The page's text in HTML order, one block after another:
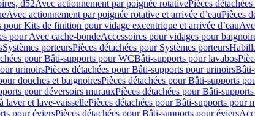
d52Avec actionnement par poignée rotativePièces
Avec actionnement par poignée rotative et arrivée d’eauPièces
pour Kits de finition pour vidage excentrique et arrivée d’eau
pour Avec cache-bondeAccessoires pour vidages pour
Systèmes porteursPièces détachées pour Systèmes porteurs
pour Bâti-supports pour WCBâti-supports pour lavabos
urinoirsPièces détachées pour Bâti-supports pour urinoirsBâti-
douches et baignoiresPièces détachées pour Bâti-supports
pour déversoirs murauxPièces détachées pour Bâti-
laver et lave-vaissellePièces détachées pour Bâti-supports pour
pour éviersPièces détachées pour Bâti-supports pour éviers